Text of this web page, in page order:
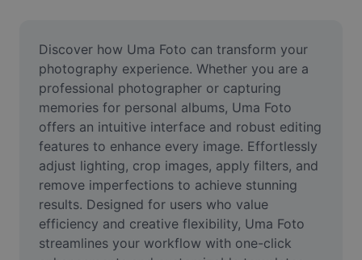
Criador de Memes
AI Text Remover
AI People Remover
AI Inpainting
Face Cutout
Vídeo
Discover how Uma Foto can transform your
photography experience. Whether you are a
professional photographer or capturing
memories for personal albums, Uma Foto
offers an intuitive interface and robust editing
features to enhance every image. Effortlessly
adjust lighting, crop images, apply filters, and
remove imperfections to achieve stunning
results. Designed for users who value
efficiency and creative flexibility, Uma Foto
streamlines your workflow with one-click